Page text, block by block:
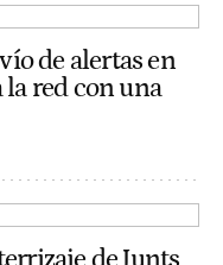
de alertas en
la red con una